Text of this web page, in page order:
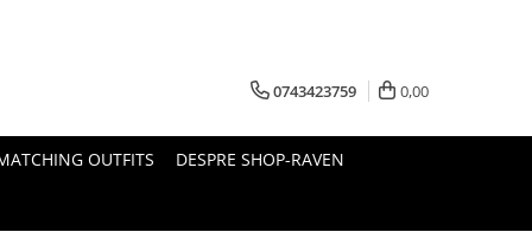
0743423759 0,00
OUTFITS DESPRE SHOP-RAVEN